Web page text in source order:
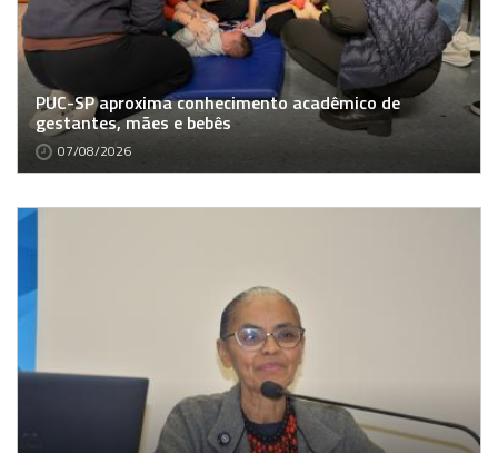
PUC-SP aproxima conhecimento acadêmico de
gestantes, mães e bebês
07/08/2026